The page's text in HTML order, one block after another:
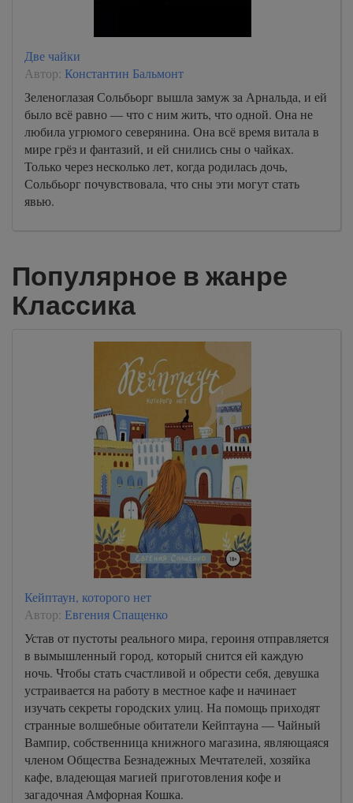
Две чайки
Автор: Константин Бальмонт
Зеленоглазая Сольбьорг вышла замуж за Арнальда, и ей
было всё равно — что с ним жить, что одной. Она не
любила угрюмого северянина. Она всё время витала в
мире грёз и фантазий, и ей снились сны о чайках.
Только через несколько лет, когда родилась дочь,
Сольбьорг почувствовала, что сны эти могут стать
явью.
Популярное в жанре
Классика
Кейптаун, которого нет
Автор: Евгения Спащенко
Устав от пустоты реального мира, героиня отправляется
в вымышленный город, который снится ей каждую
ночь. Чтобы стать счастливой и обрести себя, девушка
устраивается на работу в местное кафе и начинает
изучать секреты городских улиц. На помощь приходят
странные волшебные обитатели Кейптауна — Чайный
Вампир, собственница книжного магазина, являющаяся
членом Общества Безнадежных Мечтателей, хозяйка
кафе, владеющая магией приготовления кофе и
загадочная Амфорная Кошка.